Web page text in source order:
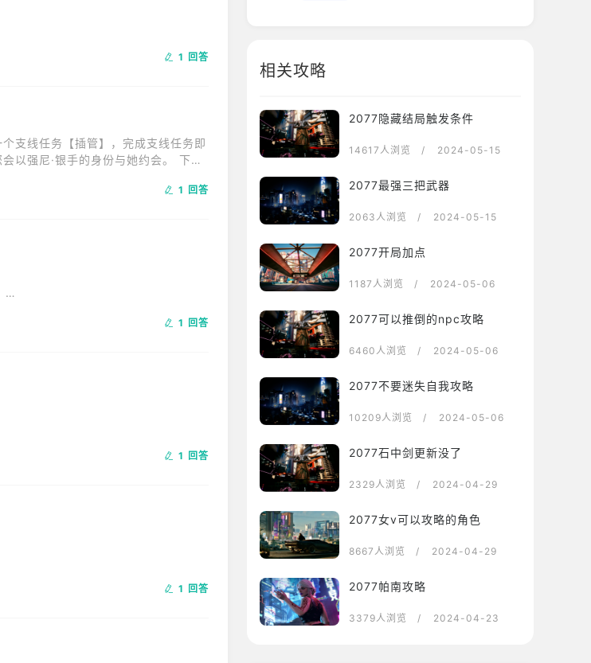
1 回答
支线任务【插管】，完成支线任务即
以强尼·银手的身份与她约会。 下面
1 回答
1 回答
1 回答
1 回答
相关攻略
2077隐藏结局触发条件
14617人浏览 / 2024-05-15
2077最强三把武器
2063人浏览 / 2024-05-15
2077开局加点
1187人浏览 / 2024-05-06
2077可以推倒的npc攻略
6460人浏览 / 2024-05-06
2077不要迷失自我攻略
10209人浏览 / 2024-05-06
2077石中剑更新没了
2329人浏览 / 2024-04-29
2077女v可以攻略的角色
8667人浏览 / 2024-04-29
2077帕南攻略
3379人浏览 / 2024-04-23